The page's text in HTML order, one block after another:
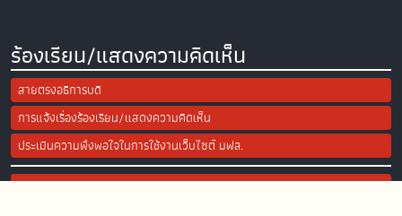
ร้องเรียน/แสดงความคิดเห็น
สายตรงอธิการบดี
การแจ้งเรื่องร้องเรียน/แสดงความคิดเห็น
ประเมินความพึงพอใจในการใช้งานเว็บไซต์ มฟล.
Site Map